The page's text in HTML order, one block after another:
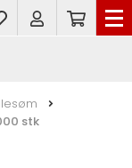
stk